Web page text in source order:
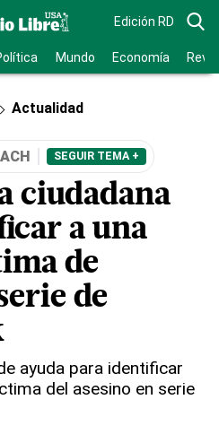
Edición RD
Mundo Economía
Actualidad
SEGUIR TEMA +
ciudadana
a una
de
de
ayuda para identificar
del asesino en serie